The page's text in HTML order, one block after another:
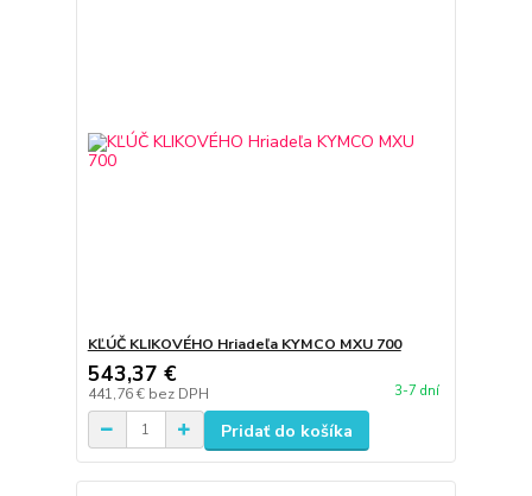
KĽÚČ KLIKOVÉHO Hriadeľa KYMCO MXU 700
543,37 €
441,76 € bez DPH 3-7 dní
Pridať do košíka